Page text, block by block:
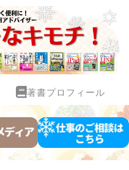
著書プロフィール